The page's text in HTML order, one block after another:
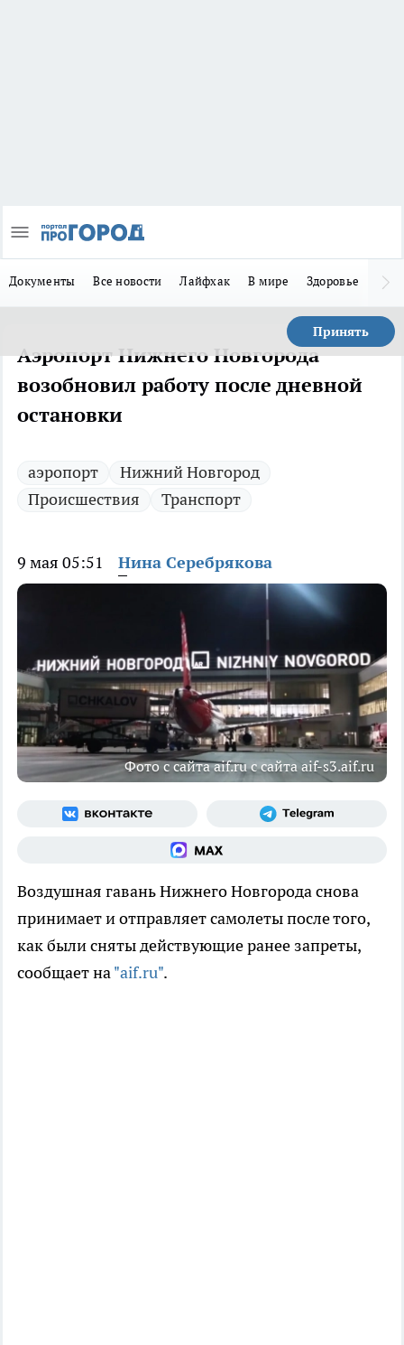
Документы Все новости Лайфхак В мире Здоровье
Принять
Аэропорт Нижнего Новгорода
возобновил работу после дневной
остановки
аэропорт
Нижний Новгород
Происшествия
Транспорт
9 мая 05:51 Нина Серебрякова
Фото с сайта aif.ru с сайта aif-s3.aif.ru
Воздушная гавань Нижнего Новгорода снова
принимает и отправляет самолеты после того,
как были сняты действующие ранее запреты,
сообщает на"aif.ru".